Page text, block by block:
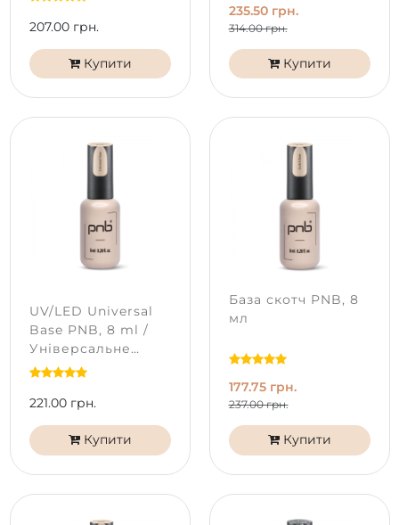
207.00 грн.
Купити
235.50 грн.
314.00 грн.
Купити
UV/LED Universal
Base PNB, 8 ml /
Універсальне
базове покриття
221.00 грн.
Купити
База скотч PNB, 8
мл
177.75 грн.
237.00 грн.
Купити